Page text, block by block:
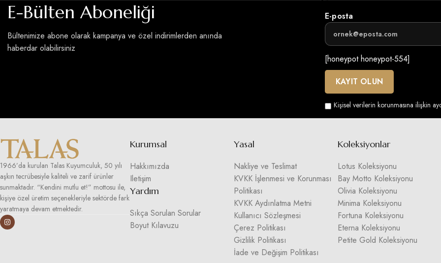
E-Bülten Aboneliği
Bültenimize abone olarak kampanya ve özel indirimlerden anında
haberdar olabilirsiniz
E-posta
[honeypot honeypot-554]
Kişisel verilerin korunmasına ilişkin
1966’da kurulan Talas Kuyumculuk, 50 yılı
aşkın tecrübesiyle kaliteli ve zarif ürünler
sunmaktadır. “Kendini mutlu et!” mottosu ile,
kişiye özel üretim seçenekleriyle sektörde fark
yaratmaya devam etmektedir.
Kurumsal
Hakkımızda
Iletişim
Yardım
Sıkça Sorulan Sorular
Boyut Kılavuzu
Yasal
Nakliye ve Teslimat
KVKK İşlenmesi ve Korunması
Politikası
KVKK Aydınlatma Metni
Kullanıcı Sözleşmesi
Çerez Politikası
Gizlilik Politikası
İade ve Değişim Politikası
Koleksiyonlar
Lotus Koleksiyonu
Bay Motto Koleksiyonu
Olivia Koleksiyonu
Minima Koleksiyonu
Fortuna Koleksiyonu
Eterna Koleksiyonu
Petite Gold Koleksiyonu